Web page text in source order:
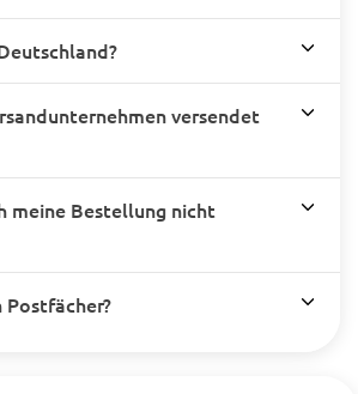
versendet
meine Bestellung nicht
Postfächer?